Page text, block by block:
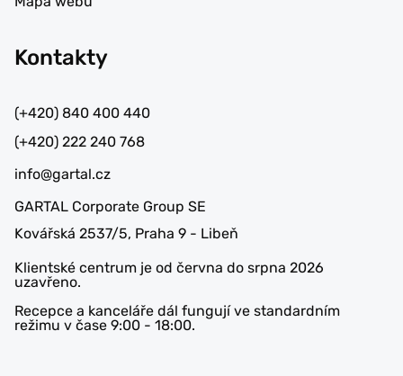
Kontakty
(+420) 840 400 440
(+420) 222 240 768
info@gartal.cz
GARTAL Corporate Group SE
Kovářská 2537/5, Praha 9 - Libeň
Klientské centrum je od června do srpna 2026
uzavřeno.
Recepce a kanceláře dál fungují ve standardním
režimu v čase 9:00 - 18:00.